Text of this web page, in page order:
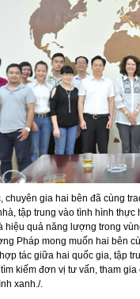
chuyên gia hai bên đã cùng
tập trung vào tình hình
hiệu quả năng lượng trong
Pháp mong muốn hai bên
tác giữa hai quốc gia, tập
kiếm đơn vị tư vấn, tham
xanh./.